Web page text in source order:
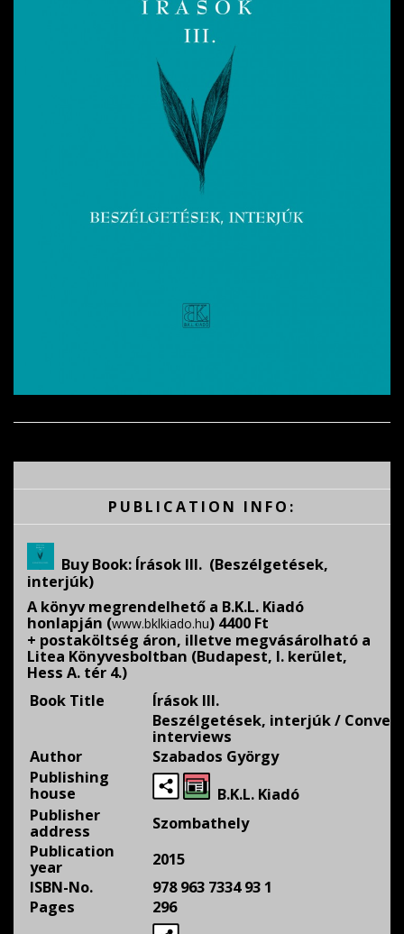
PUBLICATION INFO:
Buy Book: Írások III. (Beszélgetések,
interjúk)
A könyv megrendelhető a B.K.L. Kiadó
honlapján (www.bklkiado.hu) 4400 Ft
+ postaköltség áron, illetve megvásárolható a
Litea Könyvesboltban (Budapest, I. kerület,
Hess A. tér 4.)
Book Title
Írások III.
Beszélgetések, interjúk /
interviews
Author
Szabados György
Publishing
house
B.K.L. Kiadó
Publisher
address
Szombathely
Publication
year
2015
ISBN-No.
978 963 7334 93 1
Pages
296